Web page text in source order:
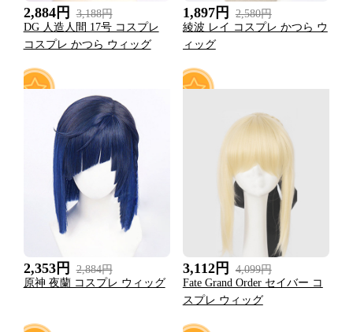
2,884円
3,188円
DG 人造人間 17号 コスプレ
コスプレ かつら ウィッグ
1,897円
2,580円
綾波 レイ コスプレ かつら ウ
ィッグ
2,353円
2,884円
原神 夜蘭 コスプレ ウィッグ
3,112円
4,099円
Fate Grand Order セイバー コ
スプレ ウィッグ